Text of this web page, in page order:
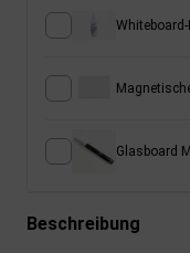
Glasboard
Beschreibung